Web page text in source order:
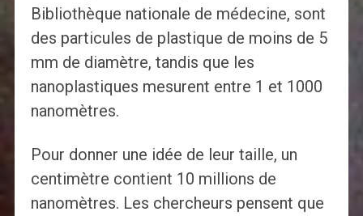
Bibliothèque nationale de médecine, sont
des particules de plastique de moins de 5
mm de diamètre, tandis que les
nanoplastiques mesurent entre 1 et 1000
nanomètres.
Pour donner une idée de leur taille, un
centimètre contient 10 millions de
nanomètres. Les chercheurs pensent que